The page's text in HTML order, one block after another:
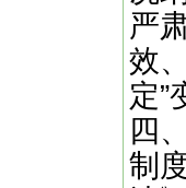
严
效
定”
四
制